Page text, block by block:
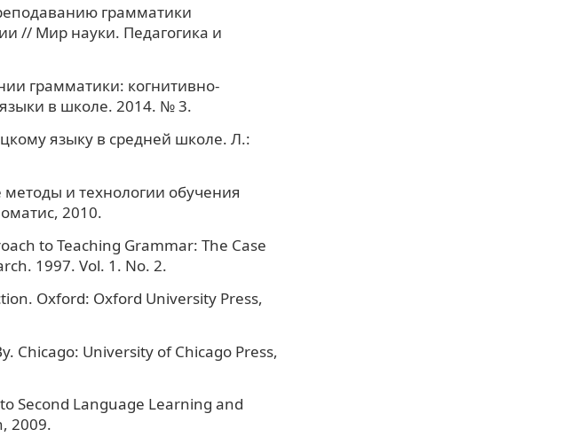
грамматики
// Мир науки. Педагогика и
грамматики: когнитивно-
в школе. 2014. № 3.
языку в средней школе. Л.:
и технологии обучения
2010.
to Teaching Grammar: The Case
1997. Vol. 1. No. 2.
Oxford: Oxford University Press,
Chicago: University of Chicago Press,
Second Language Learning and
2009.